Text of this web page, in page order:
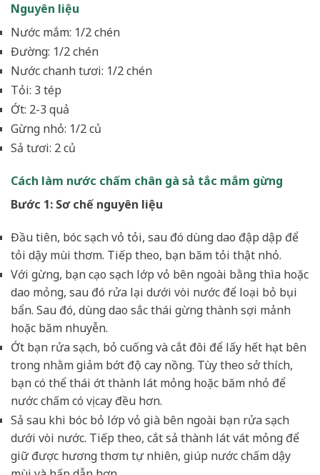
Nguyên liệu
Nước mắm: 1/2 chén
Đường: 1/2 chén
Nước chanh tươi: 1/2 chén
Tỏi: 3 tép
Ớt: 2-3 quả
Gừng nhỏ: 1/2 củ
Sả tươi: 2 củ
Cách làm nước chấm chân gà sả tắc mắm gừng
Bước 1: Sơ chế nguyên liệu
Đầu tiên, bóc sạch vỏ tỏi, sau đó dùng dao đập dập để
tỏi dậy mùi thơm. Tiếp theo, bạn băm tỏi thật nhỏ.
Với gừng, bạn cạo sạch lớp vỏ bên ngoài bằng thìa hoặc
dao mỏng, sau đó rửa lại dưới vòi nước để loại bỏ bụi
bẩn. Sau đó, dùng dao sắc thái gừng thành sợi mảnh
hoặc băm nhuyễn.
Ớt bạn rửa sạch, bỏ cuống và cắt đôi để lấy hết hạt bên
trong nhằm giảm bớt độ cay nồng. Tùy theo sở thích,
bạn có thể thái ớt thành lát mỏng hoặc băm nhỏ để
nước chấm có vị cay đều hơn.
Sả sau khi bóc bỏ lớp vỏ già bên ngoài bạn rửa sạch
dưới vòi nước. Tiếp theo, cắt sả thành lát vát mỏng để
giữ được hương thơm tự nhiên, giúp nước chấm dậy